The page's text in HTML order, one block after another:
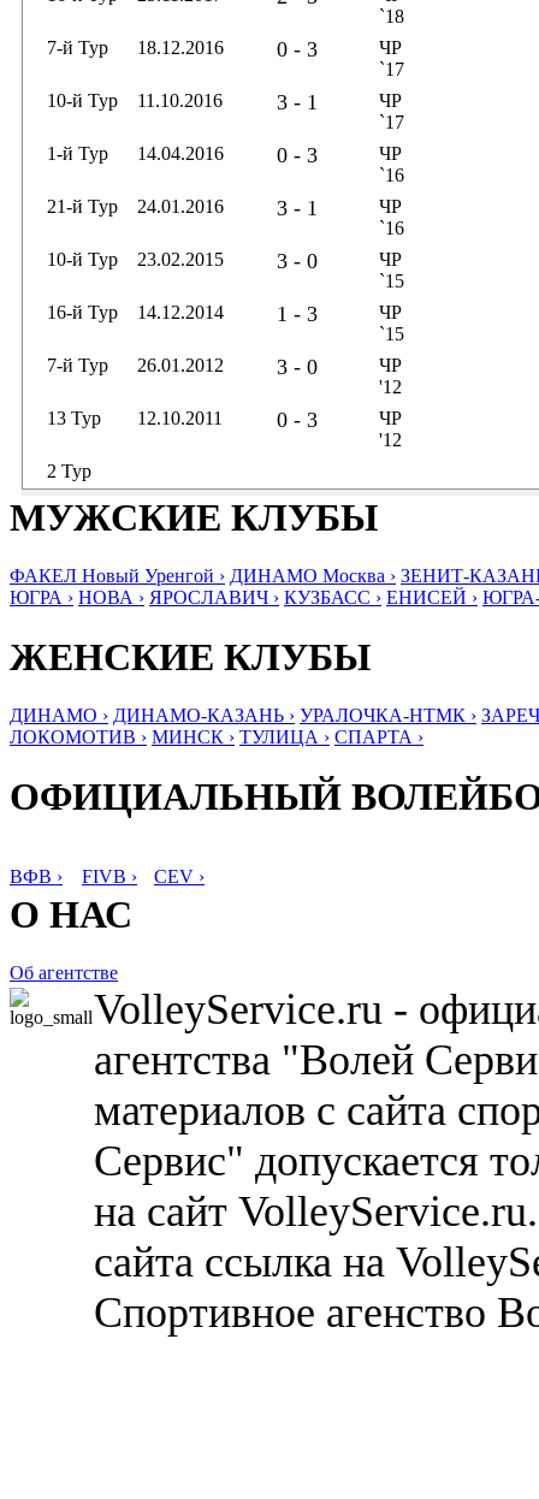
`18
7-й Тур
18.12.2016 0 - 3
ЧР
`17
10-й Тур
11.10.2016 3 - 1
ЧР
`17
1-й Тур
14.04.2016 0 - 3
ЧР
`16
21-й Тур
24.01.2016 3 - 1
ЧР
`16
10-й Тур
23.02.2015 3 - 0
ЧР
`15
16-й Тур
14.12.2014 1 - 3
ЧР
`15
7-й Тур
26.01.2012 3 - 0
ЧР
'12
13 Тур
12.10.2011 0 - 3
ЧР
'12
2 Тур
МУЖСКИЕ КЛУБЫ
ФАКЕЛ Новый Уренгой › ДИНАМО Москва › ЗЕНИТ-
ЮГРА › НОВА › ЯРОСЛАВИЧ › КУЗБАСС › ЕНИСЕЙ ›
ЖЕНСКИЕ КЛУБЫ
ДИНАМО › ДИНАМО-КАЗАНЬ › УРАЛОЧКА-НТМК ›
ЛОКОМОТИВ › МИНСК › ТУЛИЦА › СПАРТА ›
ОФИЦИАЛЬНЫЙ
ВФВ › FIVB › CEV ›
О НАС
Об агентстве
VolleyService.ru -
агентства "Волей
материалов с сайта
Сервис" допускается
на сайт
сайта ссылка на
Спортивное агенство